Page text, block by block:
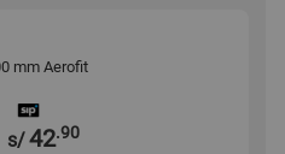
mm Aerofit
s/42.90